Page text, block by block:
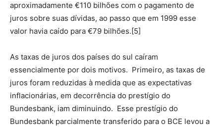
aproximadamente €110 bilhões com o pagamento de
juros sobre suas dívidas, ao passo que em 1999 esse
valor havia caído para €79 bilhões.[5]
As taxas de juros dos países do sul caíram
essencialmente por dois motivos. Primeiro, as taxas de
juros foram reduzidas à medida que as expectativas
inflacionárias, em decorrência do prestígio do
Bundesbank, iam diminuindo. Esse prestígio do
Bundesbank parcialmente transferido para o BCE levou a